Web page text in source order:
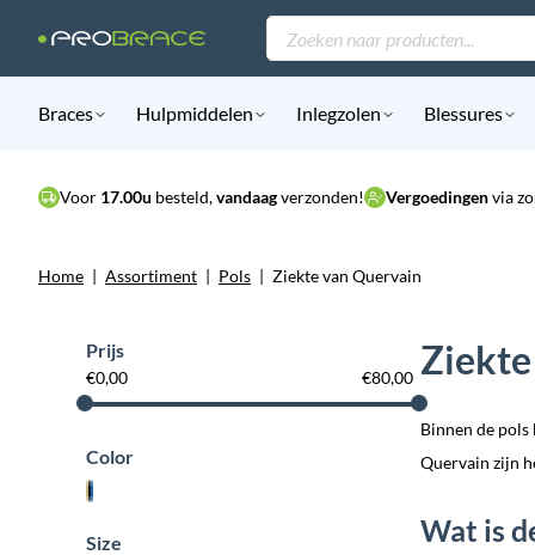
Producten
zoeken
Braces Hulpmiddelen Inlegzolen Blessures
Voor 17.00u besteld,vandaagverzonden! Vergoedingenvia
Home | Assortiment | Pols | Ziekte van Quervain
Binnen de pols
Quervain zijn
Wat is
Prijs
€0,00 €80,00
Color
Size